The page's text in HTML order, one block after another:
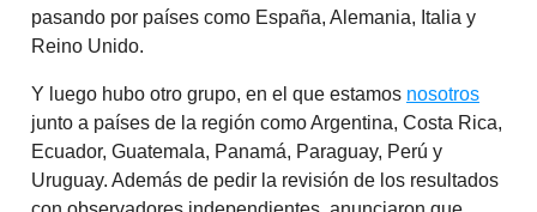
pasando por países como España, Alemania, Italia y
Reino Unido.
Y luego hubo otro grupo, en el que estamos nosotros
junto a países de la región como Argentina, Costa Rica,
Ecuador, Guatemala, Panamá, Paraguay, Perú y
Uruguay. Además de pedir la revisión de los resultados